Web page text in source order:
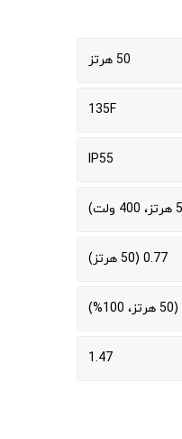
50 هرتز
135F
IP55
0.77 (50 هرتز)
1.47